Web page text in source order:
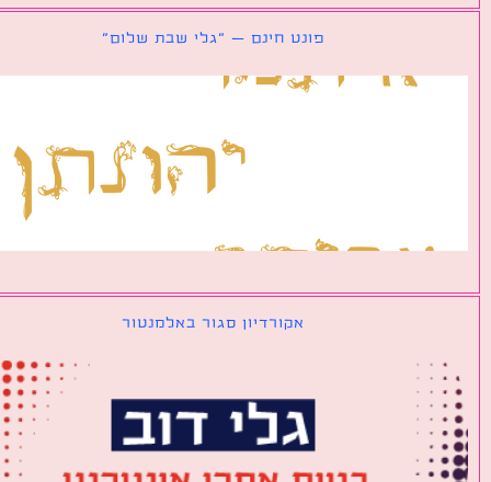
פונט חינם – ״גלי שבת שלום״
אקורדיון סגור באלמנטור